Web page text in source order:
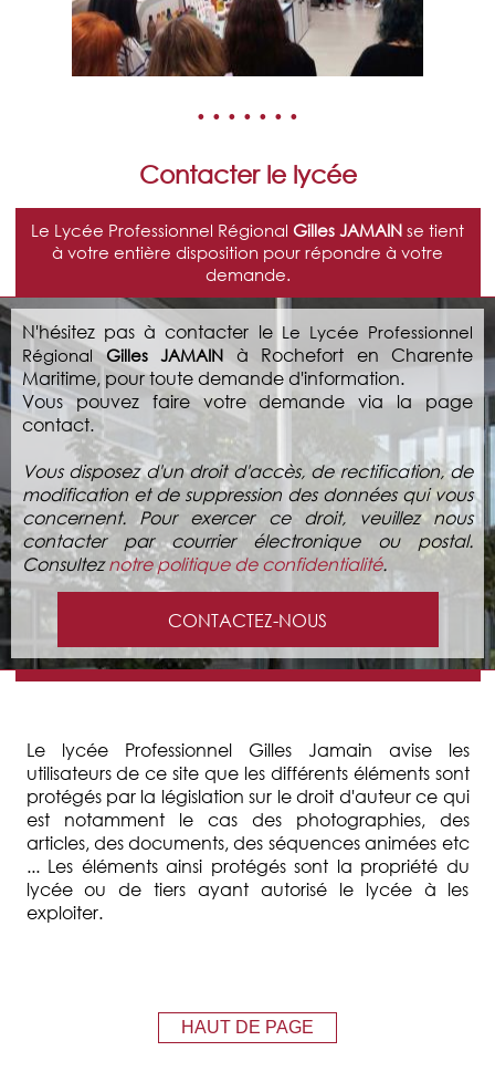
• • • • • • •
Contacter le lycée
Le Lycée Professionnel Régional Gilles JAMAIN se tient
à votre entière disposition pour répondre à votre
demande.
N'hésitez pas à contacter le Le Lycée Professionnel
RégionalGilles JAMAIN à Rochefort en Charente
Maritime, pour toute demande d'information.
Vous pouvez faire votre demande via la page
contact.
Vous disposez d'un droit d'accès, de rectification, de
modification et de suppression des données qui vous
concernent. Pour exercer ce droit, veuillez nous
contacter par courrier électronique ou postal.
Consulteznotre politique de confidentialité.
CONTACTEZ-NOUS
Le lycée Professionnel Gilles Jamain avise les
utilisateurs de ce site que les différents éléments sont
protégés par la législation sur le droit d'auteur ce qui
est notamment le cas des photographies, des
articles, des documents, des séquences animées etc
... Les éléments ainsi protégés sont la propriété du
lycée ou de tiers ayant autorisé le lycée à les
exploiter.
HAUT DE PAGE